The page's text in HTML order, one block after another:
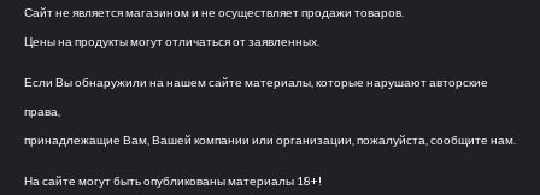
Сайт не является магазином и не осуществляет продажи товаров.
Цены на продукты могут отличаться от заявленных.
Если Вы обнаружили на нашем сайте материалы, которые нарушают авторские
права,
принадлежащие Вам, Вашей компании или организации, пожалуйста, сообщите нам.
На сайте могут быть опубликованы материалы 18+!